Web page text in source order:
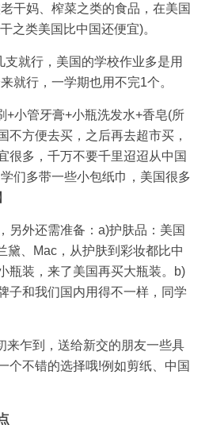
干妈、榨菜之类的食品，在美国
之类美国比中国还便宜)。
支就行，美国的学校作业多是用
就行，一学期也用不完1个。
+小管牙膏+小瓶洗发水+香皂(所
不方便去买，之后再去超市买，
很多，千万不要千里迢迢从中国
们多带一些小包纸巾，美国很多
另外还需准备：a)护肤品：美国
黛、Mac，从护肤到彩妆都比中
瓶装，来了美国再买大瓶装。b)
子和我们国内用得不一样，同学
来乍到，送给新交的朋友一些具
个不错的选择哦!例如剪纸、中国